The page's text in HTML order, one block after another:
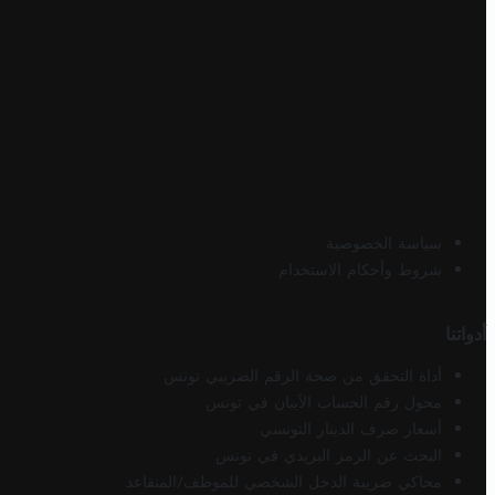
سياسة الخصوصية
شروط وأحكام الاستخدام
أدواتنا
أداة التحقق من صحة الرقم الضريبي تونس
محول رقم الحساب الآيبان في تونس
أسعار صرف الدينار التونسي
البحث عن الرمز البريدي في تونس
محاكي ضريبة الدخل الشخصي للموظف/المتقاعد